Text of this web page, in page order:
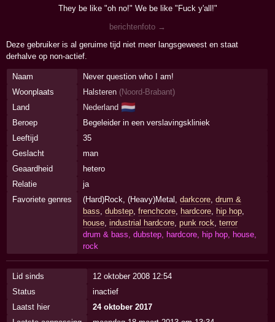
They be like "oh no!" We be like "Fuck y'all!"
berichtenfoto →
Deze gebruiker is al geruime tijd niet meer langsgeweest en staat
derhalve op non-actief.
Naam
Never question who I am!
Woonplaats
Halsteren (Noord-Brabant)
Land
Nederland 🇳🇱
Beroep
Begeleider in een verslavingskliniek
Leeftijd
35
Geslacht
man
Geaardheid
hetero
Relatie
ja
Favoriete genres
(Hard)Rock, (Heavy)Metal, darkcore, drum &
bass, dubstep, frenchcore, hardcore, hip hop,
house, industrial hardcore, punk rock, terror
drum & bass, dubstep, hardcore, hip hop, house,
rock
Lid sinds
12 oktober 2008 12:54
Status
inactief
Laatst hier
24 oktober 2017